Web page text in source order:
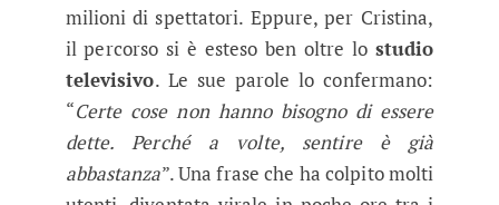
milioni di spettatori. Eppure, per Cristina,
il percorso si è esteso ben oltre lo studio
televisivo. Le sue parole lo confermano:
“Certe cose non hanno bisogno di essere
dette. Perché a volte, sentire è già
abbastanza”. Una frase che ha colpito molti